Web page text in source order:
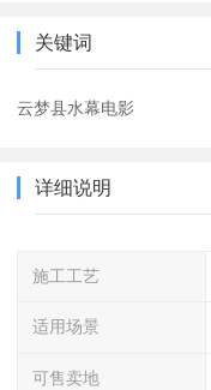
关键词
云梦县水幕电影
详细说明
施工工艺
适用场景
可售卖地